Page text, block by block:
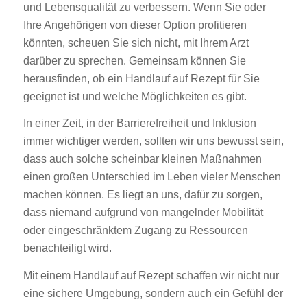
und Lebensqualität zu verbessern. Wenn Sie oder
Ihre Angehörigen von dieser Option profitieren
könnten, scheuen Sie sich nicht, mit Ihrem Arzt
darüber zu sprechen. Gemeinsam können Sie
herausfinden, ob ein Handlauf auf Rezept für Sie
geeignet ist und welche Möglichkeiten es gibt.
In einer Zeit, in der Barrierefreiheit und Inklusion
immer wichtiger werden, sollten wir uns bewusst sein,
dass auch solche scheinbar kleinen Maßnahmen
einen großen Unterschied im Leben vieler Menschen
machen können. Es liegt an uns, dafür zu sorgen,
dass niemand aufgrund von mangelnder Mobilität
oder eingeschränktem Zugang zu Ressourcen
benachteiligt wird.
Mit einem Handlauf auf Rezept schaffen wir nicht nur
eine sichere Umgebung, sondern auch ein Gefühl der